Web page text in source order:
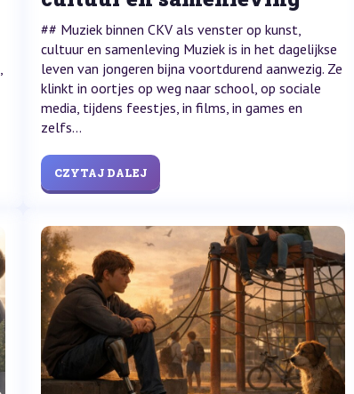
## Muziek binnen CKV als venster op kunst,
cultuur en samenleving Muziek is in het dagelijkse
leven van jongeren bijna voortdurend aanwezig. Ze
klinkt in oortjes op weg naar school, op sociale
media, tijdens feestjes, in films, in games en
zelfs...
CZYTAJ DALEJ